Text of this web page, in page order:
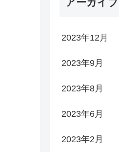
アーカイブ
2023年12月
2023年9月
2023年8月
2023年6月
2023年2月